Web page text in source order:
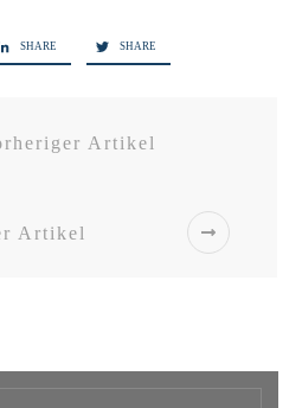
SHARE SHARE
Artikel
Artikel